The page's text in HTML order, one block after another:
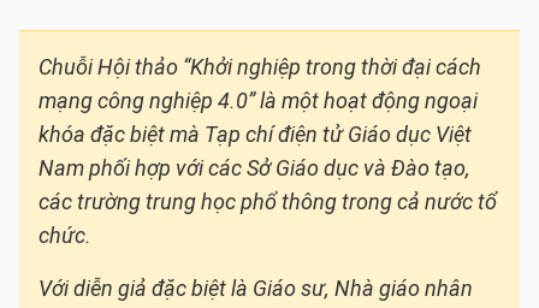
Chuỗi Hội thảo “Khởi nghiệp trong thời đại cách
mạng công nghiệp 4.0” là một hoạt động ngoại
khóa đặc biệt mà Tạp chí điện tử Giáo dục Việt
Nam phối hợp với các Sở Giáo dục và Đào tạo,
các trường trung học phổ thông trong cả nước tổ
chức.
Với diễn giả đặc biệt là Giáo sư, Nhà giáo nhân